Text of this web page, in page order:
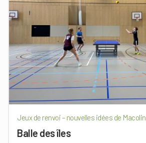
Jeux de renvoi – nouvelles idées de Macolin
Balle des îles